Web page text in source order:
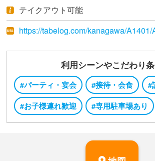
テイクアウト可能
https://tabelog.com/kanagawa/A1401/
利用シーンやこだわり
#パーティ・宴会 #接待・会食
#
#お子様連れ歓迎
#専用駐車場あり